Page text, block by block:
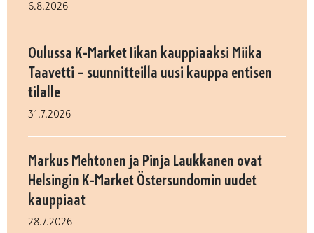
6.8.2026
Oulussa K-Market Iikan kauppiaaksi Miika
Taavetti – suunnitteilla uusi kauppa entisen
tilalle
31.7.2026
Markus Mehtonen ja Pinja Laukkanen ovat
Helsingin K-Market Östersundomin uudet
kauppiaat
28.7.2026